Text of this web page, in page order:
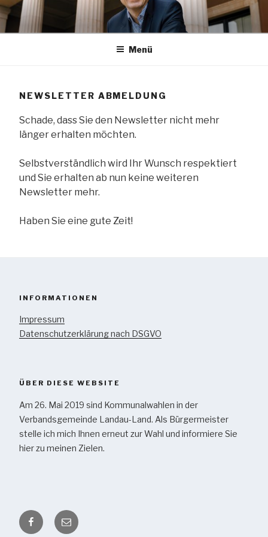
Zum
Inhalt
springen
Menü
NEWSLETTER ABMELDUNG
Schade, dass Sie den Newsletter nicht mehr
länger erhalten möchten.
Selbstverständlich wird Ihr Wunsch respektiert
und Sie erhalten ab nun keine weiteren
Newsletter mehr.
Haben Sie eine gute Zeit!
INFORMATIONEN
Impressum
Datenschutzerklärung nach DSGVO
ÜBER DIESE WEBSITE
Am 26. Mai 2019 sind Kommunalwahlen in der
Verbandsgemeinde Landau-Land. Als Bürgermeister
stelle ich mich Ihnen erneut zur Wahl und informiere Sie
hier zu meinen Zielen.
FacebookKontakt